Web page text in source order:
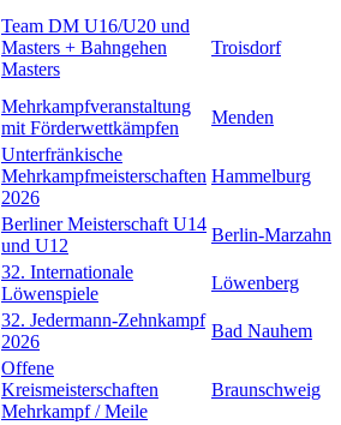
Team DM U16/U20 und
Masters + Bahngehen
Masters
Troisdorf
Mehrkampfveranstaltung
mit Förderwettkämpfen
Menden
Unterfränkische
Mehrkampfmeisterschaften
2026
Hammelburg
Berliner Meisterschaft U14
und U12
Berlin-Marzahn
32. Internationale
Löwenspiele
Löwenberg
32. Jedermann-Zehnkampf
2026
Bad Nauhem
Offene
Kreismeisterschaften
Mehrkampf / Meile
Braunschweig